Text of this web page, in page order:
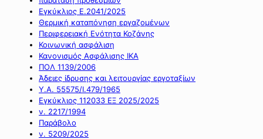
Εγκύκλιος Ε.2041/2025
Θερμική καταπόνηση εργαζομένων
Περιφερειακή Ενότητα Κοζάνης
Κοινωνική ασφάλιση
Κανονισμός Ασφάλισης ΙΚΑ
ΠΟΛ 1139/2006
Άδειες ίδρυσης και λειτουργίας εργοταξίων
Υ.Α. 55575/Ι.479/1965
Εγκύκλιος 112033 ΕΞ 2025/2025
ν. 2217/1994
Παράβολο
ν. 5209/2025